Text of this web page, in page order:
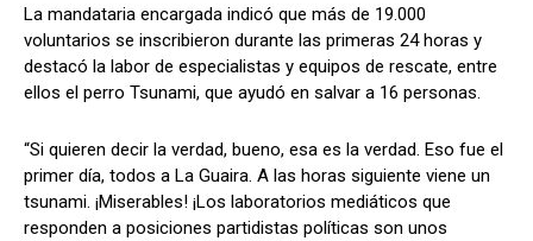
La mandataria encargada indicó que más de 19.000
voluntarios se inscribieron durante las primeras 24 horas y
destacó la labor de especialistas y equipos de rescate, entre
ellos el perro Tsunami, que ayudó en salvar a 16 personas.
“Si quieren decir la verdad, bueno, esa es la verdad. Eso fue el
primer día, todos a La Guaira. A las horas siguiente viene un
tsunami. ¡Miserables! ¡Los laboratorios mediáticos que
responden a posiciones partidistas políticas son unos